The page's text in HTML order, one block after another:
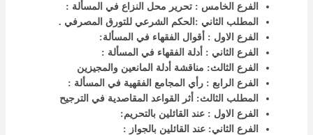
الفرع الخامس : تحرير محل النزاع في المسألة :
المطلب الثاني :الحكم الشرعي للتورق المصرفي .
الفرع الاول : أقوال الفقهاء في المسألة:
الفرع الثاني : أدلة الفقهاء في المسألة :
الفرع الثالث: مناقشة أدلة المانعين والمجيزين
الفرع الرابع : رأي المجامع الفقهية في المسألة :
المطلب الثالث: أثر
القواعد المقاصدية في الترجيح
الفرع الاول : عند القائلين بالتحريم:
الفرع الثاني: عند القائلين بالجواز :